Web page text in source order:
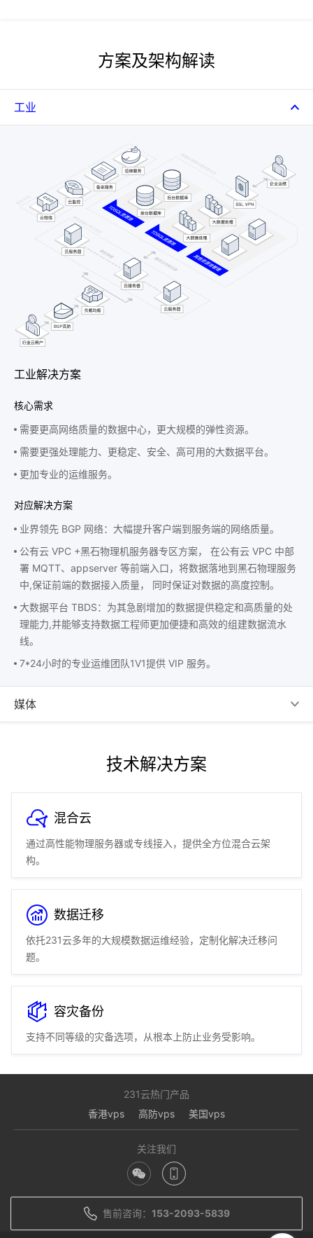
方案及架构解读
工业
工业解决方案
核心需求
需要更高网络质量的数据中心，更大规模的弹性资源。
需要更强处理能力、更稳定、安全、高可用的大数据平台。
更加专业的运维服务。
对应解决方案
业界领先 BGP 网络：大幅提升客户端到服务端的网络质量。
公有云 VPC +黑石物理机服务器专区方案， 在公有云 VPC 中部
署 MQTT、appserver 等前端入口，将数据落地到黑石物理服务
中,保证前端的数据接入质量， 同时保证对数据的高度控制。
大数据平台 TBDS：为其急剧增加的数据提供稳定和高质量的处
理能力,并能够支持数据工程师更加便捷和高效的组建数据流水
线。
7*24小时的专业运维团队1V1提供 VIP 服务。
媒体
技术解决方案
混合云
通过高性能物理服务器或专线接入，提供全方位混合云架
构。
数据迁移
依托231云多年的大规模数据运维经验，定制化解决迁移问
题。
容灾备份
支持不同等级的灾备选项，从根本上防止业务受影响。
方案及架构解读
231云热门产品
香港vps
高防vps 美国vps
关注我们
售前咨询： 153-2093-5839